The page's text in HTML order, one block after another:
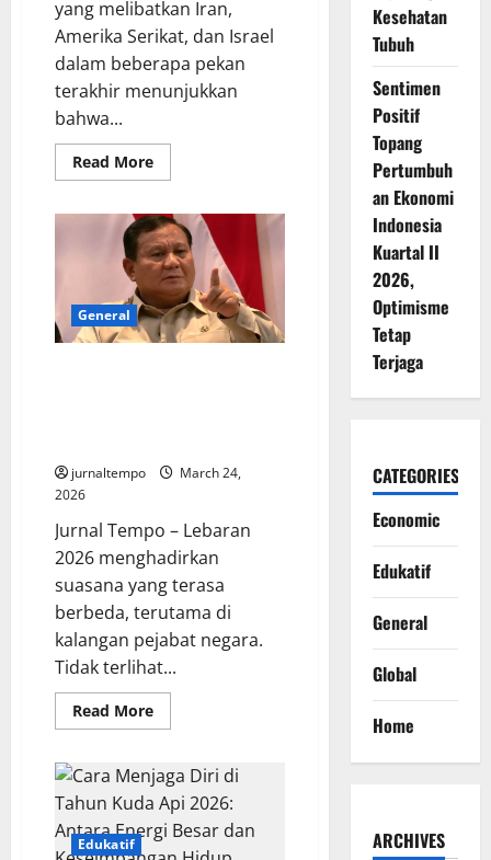
yang melibatkan Iran,
Amerika Serikat, dan Israel
dalam beberapa pekan
terakhir menunjukkan
bahwa...
Read MoreRead
more
Ulang
Strategi
Besar
Iran
di
Tengah
Tekanan
Global
General
jurnaltempo
March 24,
2026
Jurnal Tempo – Lebaran
2026 menghadirkan
suasana yang terasa
berbeda, terutama di
kalangan pejabat negara.
Tidak terlihat...
Read MoreRead
more
Tanpa
Kemewahan:
Ketika
Pejabat
Menahan
Diri
Edukatif
Kesehatan
Tubuh
Sentimen
Positif
Topang
Pertumbuh
an Ekonomi
Indonesia
Kuartal II
2026,
Optimisme
Tetap
Terjaga
CATEGORIES
Economic
Edukatif
General
Global
Home
ARCHIVES